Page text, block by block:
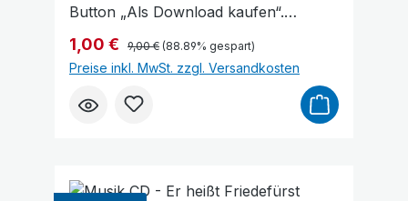
Button „Als Download kaufen“.
Dadurch gelangen Sie auf unsere
digitale Plattform von der
Friedensstimme. Dort finden Sie das
Album und können auch einzelne
Tracks (Lieder) nach Belieben kaufen.
Bewertung ab und helfen Sie anderen,
Verkaufspreis:
1,00 € Regulärer Preis:
9,00 € (88.89% gespart)
Preise inkl. MwSt. zzgl. Versandkosten